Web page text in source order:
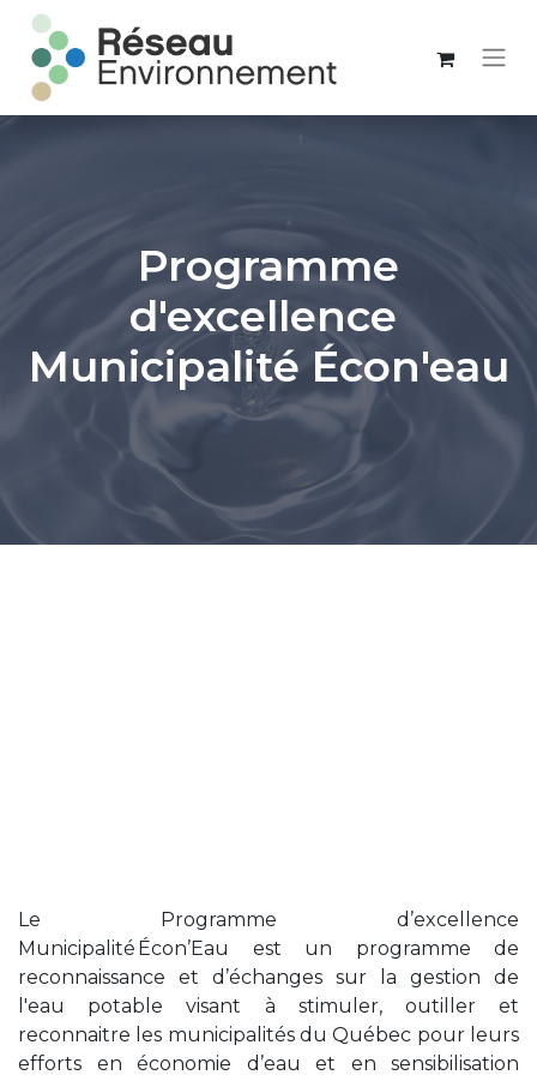
Programme
d'excellence
Municipalité Écon'eau
Le Programme d’excellence
Municipalité Écon’Eau est un programme de
reconnaissance et d’échanges sur la gestion de
l'eau potable visant à stimuler, outiller et
reconnaitre les municipalités du Québec pour leurs
efforts en économie d’eau et en sensibilisation